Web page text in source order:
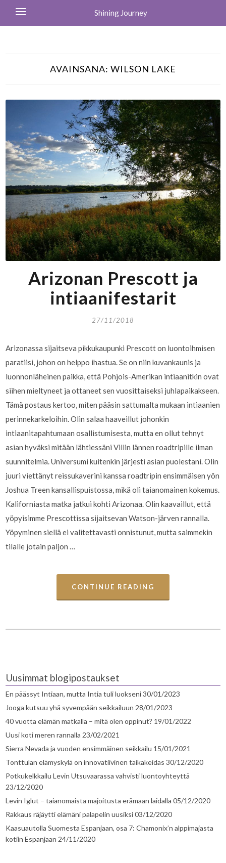
Shining Journey
AVAINSANA: WILSON LAKE
Arizonan Prescott ja
intiaanifestarit
27/11/2018
Arizonassa sijaitseva pikkukaupunki Prescott on luontoihmisen
paratiisi, johon on helppo ihastua. Se on niin kuvankaunis ja
luonnonläheinen paikka, että Pohjois-Amerikan intiaanitkin ovat
siihen mieltyneet ja ottaneet sen vuosittaiseksi juhlapaikakseen.
Tämä postaus kertoo, miten pääsin sattumalta mukaan intiaanien
perinnekarkeloihin. Olin salaa haaveillut johonkin
intiaanitapahtumaan osallistumisesta, mutta en ollut tehnyt
asian hyväksi mitään lähtiessäni Villin lännen roadtripille ilman
suunnitelmia. Universumi kuitenkin järjesti asian puolestani. Olin
juuri viettänyt reissukaverini kanssa roadtripin ensimmäisen yön
Joshua Treen kansallispuistossa, mikä oli taianomainen kokemus.
Kaliforniasta matka jatkui kohti Arizonaa. Olin kaavaillut, että
yöpyisimme Prescottissa sijaitsevan Watson-järven rannalla.
Yöpyminen siellä ei valitettavasti onnistunut, mutta saimmekin
tilalle jotain paljon …
CONTINUE READING
Uusimmat blogipostaukset
En päässyt Intiaan, mutta Intia tuli luokseni30/01/2023
Jooga kutsuu yhä syvempään seikkailuun 28/01/2023
40 vuotta elämän matkalla – mitä olen oppinut? 19/01/2022
Uusi koti meren rannalla 23/02/2021
Sierra Nevada ja vuoden ensimmäinen seikkailu 15/01/2021
Tonttulan elämyskylä on innovatiivinen taikakeidas 30/12/2020
Potkukelkkailu Levin Utsuvaarassa vahvisti luontoyhteyttä
23/12/2020
Levin Iglut – taianomaista majoitusta erämaan laidalla 05/12/2020
Rakkaus räjäytti elämäni palapelin uusiksi03/12/2020
Kaasuautolla Suomesta Espanjaan, osa 7: Chamonix’n alppimajasta
kotiin Espanjaan 24/11/2020